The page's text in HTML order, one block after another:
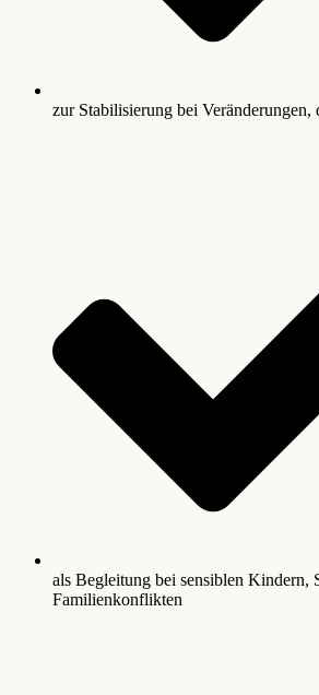
zur Stabilisierung bei Veränderungen,
als Begleitung bei sensiblen Kindern,
Familienkonflikten